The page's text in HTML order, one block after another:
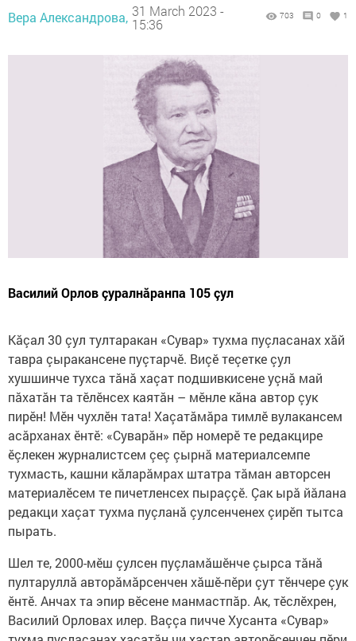
Вера Александрова, 31 March 2023 -
15:36
703 0 1
Василий Орлов çуралнăранпа 105 çул
Кăçал 30 çул тултаракан «Сувар» тухма пуçласанах хăй
тавра çыракансене пуçтарчӗ. Виçӗ теçетке çул
хушшинче тухса тăнă хаçат подшивкисене уçнă май
пăхатăн та тӗлӗнсех каятăн – мӗнле кăна автор çук
пирӗн! Мӗн чухлӗн тата! Хаçатăмăра тимлӗ вулакансем
асăрханах ӗнтӗ: «Суварăн» пӗр номерӗ те редакцире
ӗçлекен журналистсем çеç çырнă материалсемпе
тухмасть, кашни кăларăмрах штатра тăман авторсен
материалӗсем те пичетленсех пыраççӗ. Çак ырă йăлана
редакци хаçат тухма пуçланă çулсенченех çирӗп тытса
пырать.
Шел те, 2000-мӗш çулсен пуçламăшӗнче çырса тăнă
пултаруллă авторăмăрсенчен хăшӗ-пӗри çут тӗнчере çук
ӗнтӗ. Анчах та эпир вӗсене манмастпăр. Ак, тӗслӗхрен,
Василий Орловах илер. Ваççа пичче Хусанта «Сувар»